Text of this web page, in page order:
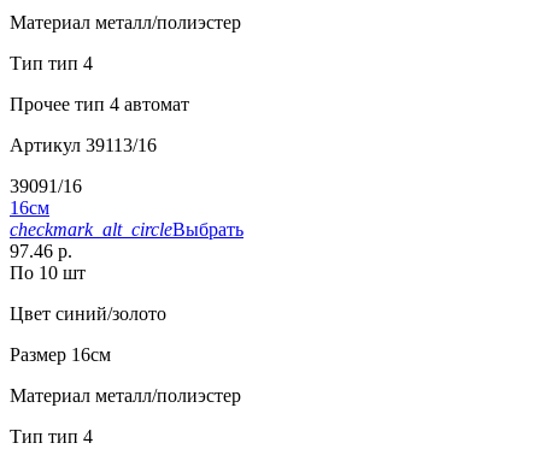
Материал металл/полиэстер
Тип тип 4
Прочее тип 4 автомат
Артикул 39113/16
39091/16
16см
checkmark_alt_circleВыбрать
97.46 р.
По 10 шт
Цвет синий/золото
Размер 16см
Материал металл/полиэстер
Тип тип 4